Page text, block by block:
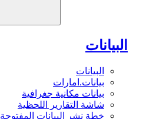
البيانات
البيانات
بيانات.امارات
بيانات مكانية جغرافية
شاشة التقارير اللحظية
خطة نشر البيانات المفتوحة